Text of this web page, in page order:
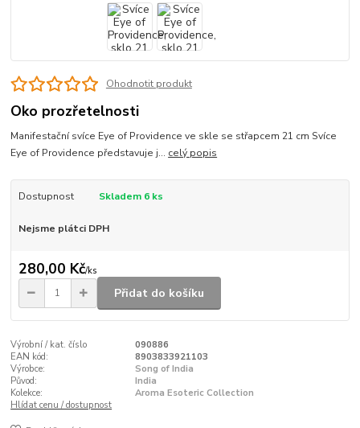
Ohodnotit produkt
Oko prozřetelnosti
Manifestační svíce Eye of Providence ve skle se střapcem 21 cm Svíce
Eye of Providence představuje j... celý popis
Dostupnost Skladem 6 ks
Nejsme plátci DPH
280,00 Kč/ks
Přidat do košíku
Výrobní / kat. číslo
090886
EAN kód:
8903833921103
Výrobce:
Song of India
Původ:
India
Kolekce:
Aroma Esoteric Collection
Hlídat cenu / dostupnost